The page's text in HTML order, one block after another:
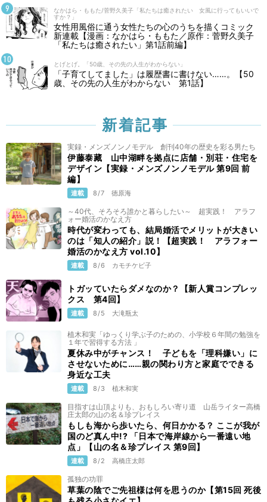
なかはら・ももた/菅野久美子「私たちは癒されたい 女風に行ってもいいで
すか？」
女性用風俗に通う女性たちの心のうちを描くコミック
新連載【漫画：なかはら・ももた／原作：菅野久美子
「私たちは癒されたい」第1話前編】
とげとげ。「50歳、その先の人生がわからない」
「子育てしてました」は履歴書に書けない……。【50
歳、その先の人生がわからない 第1話】
新着記事
実録・メンズノンノモデル 創刊40年の歴史を彩る男たち
伊藤泰藏 山中湖畔を拠点に店舗・別荘・住宅を
デザイン【実録・メンズノンノモデル 第9回 前
編】
連載 8/7 徳原海
～40代、そろそろ誰かと暮らしたい～ 超実践！ アラフ
ォー婚活のかなえ方
時代が変わっても、結局婚活でメリットが大きい
のは「知人の紹介」説！【超実践！ アラフォー
婚活のかなえ方 vol.10】
連載 8/6 カモチケビ子
トガッていたらダメなのか？【新人賞コンプレッ
クス 第4回】
連載 8/5 大滝瓶太
植木和実「ゆっくり学ぶ子のための、小学校６年間の勉強を
１年で習得する方法 」
夏休み中がチャンス！ 子どもを「理科嫌い」に
させないために……親の関わり方と家庭でできる
身近な工夫
連載 8/3 植木和実
目指すは山頂よりも、おもしろい寄り道 山岳ライター高橋
庄太郎の山の名＆珍プレイス
もしも海から歩いたら、何日かかる？ ここが我が
国のど真ん中!? 「日本で海岸線から一番遠い地
点」【山の名＆珍プレイス 第9回】
連載 8/2 高橋庄太郎
孤独の功罪
草葉の陰でご先祖様は何を思うのか【第15回 死後